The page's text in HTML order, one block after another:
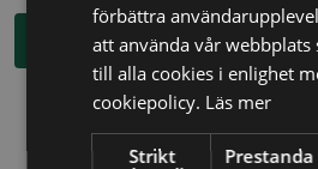
Boka rådgivning
förbättra
att använda vår webbplats
till alla cookies i enlighet
cookiepolicy. Läs mer
Strikt
Prestanda